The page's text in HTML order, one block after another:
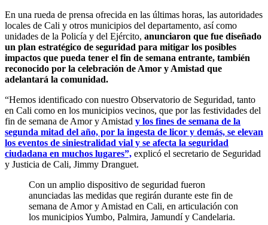
En una rueda de prensa ofrecida en las últimas horas, las autoridades
locales de Cali y otros municipios del departamento, así como
unidades de la Policía y del Ejército, anunciaron que fue diseñado
un plan estratégico de seguridad para mitigar los posibles
impactos que pueda tener el fin de semana entrante, también
reconocido por la celebración de Amor y Amistad que
adelantará la comunidad.
“Hemos identificado con nuestro Observatorio de Seguridad, tanto
en Cali como en los municipios vecinos, que por las festividades del
fin de semana de Amor y Amistad y los fines de semana de la
segunda mitad del año, por la ingesta de licor y demás, se elevan
los eventos de siniestralidad vial y se afecta la seguridad
ciudadana en muchos lugares”, explicó el secretario de Seguridad
y Justicia de Cali, Jimmy Dranguet.
Con un amplio dispositivo de seguridad fueron
anunciadas las medidas que regirán durante este fin de
semana de Amor y Amistad en Cali, en articulación con
los municipios Yumbo, Palmira, Jamundí y Candelaria.